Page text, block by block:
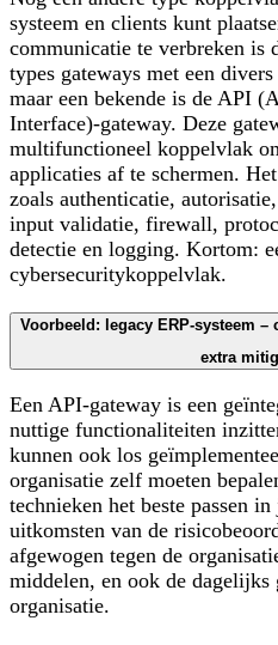
systeem en clients kunt
communicatie te verbreken is
types gateways met een
maar een bekende is de API
Interface)-gateway. Deze
multifunctioneel koppelvlak
applicaties af te schermen.
zoals authenticatie,
input validatie, firewall,
detectie en logging. Kortom:
cybersecuritykoppelvlak.
Voorbeeld: legacy ERP-systeem
extra
Een API-gateway is een
nuttige functionaliteiten
kunnen ook los
organisatie zelf moeten
technieken het beste passen
uitkomsten van de
afgewogen tegen de
middelen, en ook de dagelijks
organisatie.